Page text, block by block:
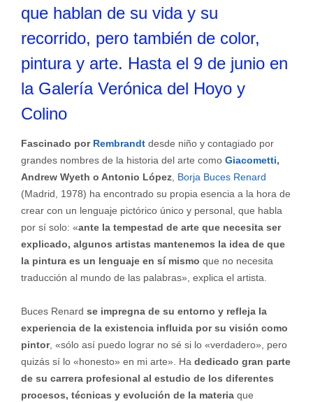
que hablan de su vida y su
recorrido, pero también de color,
pintura y arte. Hasta el 9 de junio en
la Galería Verónica del Hoyo y
Colino
Fascinado por Rembrandt desde niño y contagiado por
grandes nombres de la historia del arte como Giacometti,
Andrew Wyeth o Antonio López, Borja Buces Renard
(Madrid, 1978) ha encontrado su propia esencia a la hora de
crear con un lenguaje pictórico único y personal, que habla
por sí solo: «ante la tempestad de arte que necesita ser
explicado, algunos artistas mantenemos la idea de que
la pintura es un lenguaje en sí mismo que no necesita
traducción al mundo de las palabras», explica el artista.
Buces Renard se impregna de su entorno y refleja la
experiencia de la existencia influida por su visión como
pintor, «sólo así puedo lograr no sé si lo «verdadero», pero
quizás sí lo «honesto» en mi arte». Ha dedicado gran parte
de su carrera profesional al estudio de los diferentes
procesos, técnicas y evolución de la materiaque